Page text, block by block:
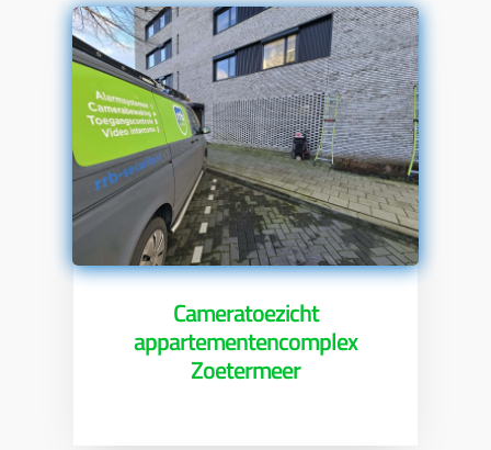
Cameratoezicht
appartementencomplex
Zoetermeer